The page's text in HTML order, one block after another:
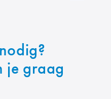
nodig?
je graag